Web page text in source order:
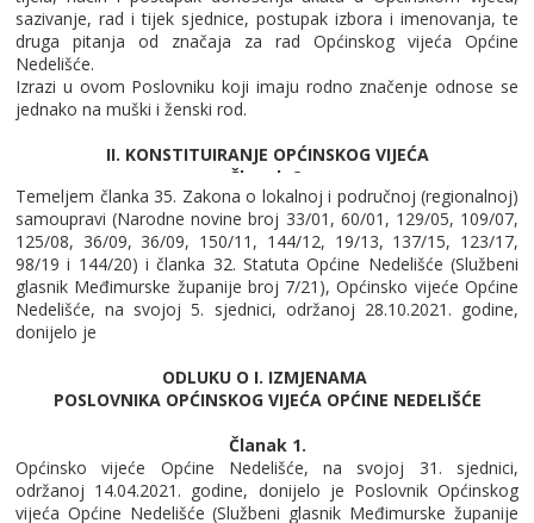
sazivanje, rad i tijek sjednice, postupak izbora i imenovanja, te
druga pitanja od značaja za rad Općinskog vijeća Općine
Nedelišće.
Izrazi u ovom Poslovniku koji imaju rodno značenje odnose se
jednako na muški i ženski rod.
II. KONSTITUIRANJE OPĆINSKOG VIJEĆA
Članak 2.
Konstituirajuća sjednica Općinskog vijeća saziva se na način, po
postupku i u rokovima utvrđenim zakonom, a Općinsko vijeće je
konstituirano izborom predsjednika Općinskog vijeća, ukoliko je
na konstituirajućoj sjednici nazočna većina članova Općinskog
vijeća.
Konstituirajućoj sjednici Općinskog vijeća do izbora predsjednika
predsjedava prvi izabrani član s kandidacijske liste koja je dobila
predsjedava prvi izabrani kandidat s liste koja je imala manji
redni broj na glasačkom listiću.
Članak 3.
Nakon izvješća Mandatne komisije o provedenim izborima,
vijećnici polažu prisegu.
Predsjedatelj izgovara prisegu sljedećeg sadržaja:
Temeljem članka 35. Zakona o lokalnoj i područnoj (regionalnoj)
samoupravi (Narodnenovine broj 33/01, 60/01, 129/05, 109/07,
125/08, 36/09, 36/09, 150/11, 144/12, 19/13, 137/15, 123/17,
98/19 i 144/20) i članka 32. Statuta Općine Nedelišće (Službeni
glasnik Međimurske županije broj 7/21), Općinsko vijeće Općine
Nedelišće, na svojoj 5. sjednici, održanoj 28.10.2021. godine,
donijelo je
ODLUKU O I. IZMJENAMA
POSLOVNIKA OPĆINSKOG VIJEĆA OPĆINE NEDELIŠĆE
Članak 1.
Općinsko vijeće Općine Nedelišće, na svojoj
31. sjednici,
održanoj 14.04.2021. godine, donijelo je Poslovnik Općinskog
vijeća Općine Nedelišće (Službeni glasnik Međimurske županije